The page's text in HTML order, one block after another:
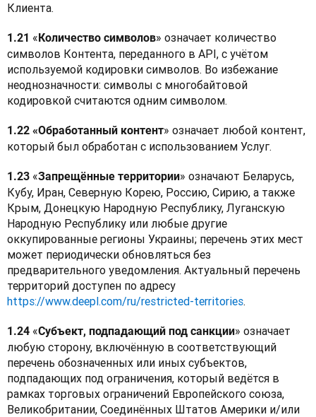
Клиента.
1.21 «Количество символов» означает количество
символов Контента, переданного в API, с учётом
используемой кодировки символов. Во избежание
неоднозначности: символы с многобайтовой
кодировкой считаются одним символом.
1.22 «Обработанный контент» означает любой контент,
который был обработан с использованием Услуг.
1.23 «Запрещённые территории» означают Беларусь,
Кубу, Иран, Северную Корею, Россию, Сирию, а также
Крым, Донецкую Народную Республику, Луганскую
Народную Республику или любые другие
оккупированные регионы Украины; перечень этих мест
может периодически обновляться без
предварительного уведомления. Актуальный перечень
https://www.deepl.com/ru/restricted-territories.
1.24 «Субъект, подпадающий под санкции» означает
любую сторону, включённую в соответствующий
перечень обозначенных или иных субъектов,
подпадающих под ограничения, который ведётся в
рамках торговых ограничений Европейского союза,
Великобритании, Соединённых Штатов Америки и/или